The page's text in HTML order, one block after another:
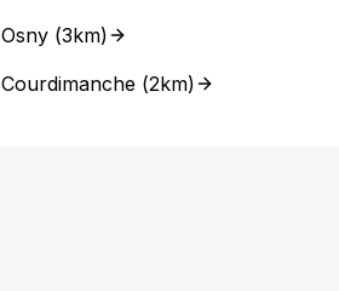
Osny (3km)
Courdimanche (2km)